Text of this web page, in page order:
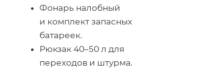
Фонарь налобный
и комплект запасных
батареек.
Рюкзак 40–50 л для
переходов и штурма.